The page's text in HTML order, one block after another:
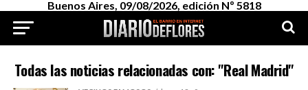
Buenos Aires, 09/08/2026, edición Nº 5818
Todas las noticias relacionadas con: "Real Madrid"